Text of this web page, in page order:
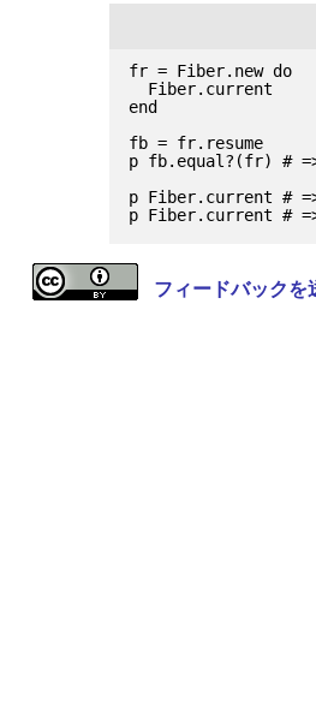
fr = Fiber.new do
  Fiber.current
end
fb = fr.resume
p fb.equal?(fr) #
p Fiber.current #
フィードバックを